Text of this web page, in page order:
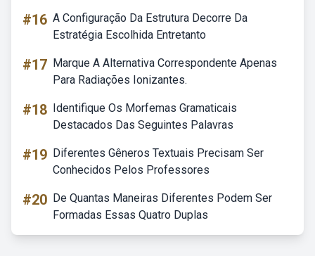
#16 A Configuração Da Estrutura Decorre Da
Estratégia Escolhida Entretanto
#17 Marque A Alternativa Correspondente Apenas
Para Radiações Ionizantes.
#18 Identifique Os Morfemas Gramaticais
Destacados Das Seguintes Palavras
#19 Diferentes Gêneros Textuais Precisam Ser
Conhecidos Pelos Professores
#20 De Quantas Maneiras Diferentes Podem Ser
Formadas Essas Quatro Duplas